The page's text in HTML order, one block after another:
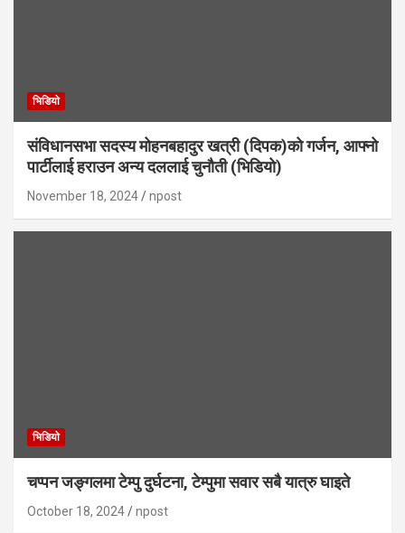
भिडियाे
संविधानसभा सदस्य मोहनबहादुर खत्री (दिपक)को गर्जन, आफ्नो
पार्टीलाई हराउन अन्य दललाई चुनौती (भिडियो)
November 18, 2024 npost
भिडियाे
चप्पन जङ्गलमा टेम्पु दुर्घटना, टेम्पुमा सवार सबै यात्रु घाइते
October 18, 2024 npost